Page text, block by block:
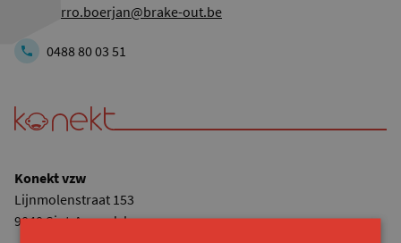
karro.boerjan@brake-out.be
0488 80 03 51
Konekt vzw
Lijnmolenstraat 153
9040 Sint-Amandsberg